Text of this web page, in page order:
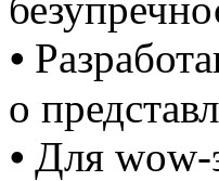
⦁
о
⦁ Для wow-